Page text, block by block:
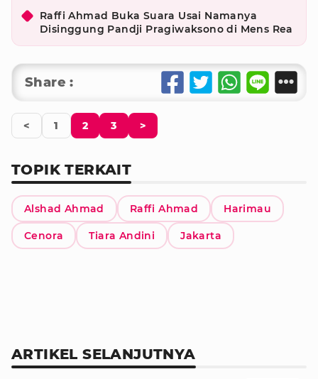
Raffi Ahmad Buka Suara Usai Namanya
Disinggung Pandji Pragiwaksono di Mens Rea
Share :
< 1 2 3 >
TOPIK TERKAIT
Alshad Ahmad Raffi Ahmad Harimau
Cenora Tiara Andini Jakarta
ARTIKEL SELANJUTNYA